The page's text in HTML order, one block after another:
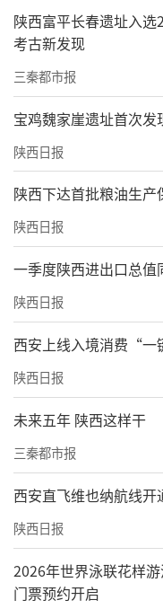
分阶段惠民政策
车；武汉、宜昌
性产品与政策，
良好态势。
陕西富平长春遗址入
考古新发现
三秦都市报
宝鸡魏家崖遗址首次
陕西日报
陕西下达首批粮油生
陕西日报
一季度陕西进出口总值
陕西日报
西安上线入境消费“
陕西日报
未来五年 陕西这样干
三秦都市报
西安直飞维也纳航线开
陕西日报
2026年世界泳联花样
门票预约开启